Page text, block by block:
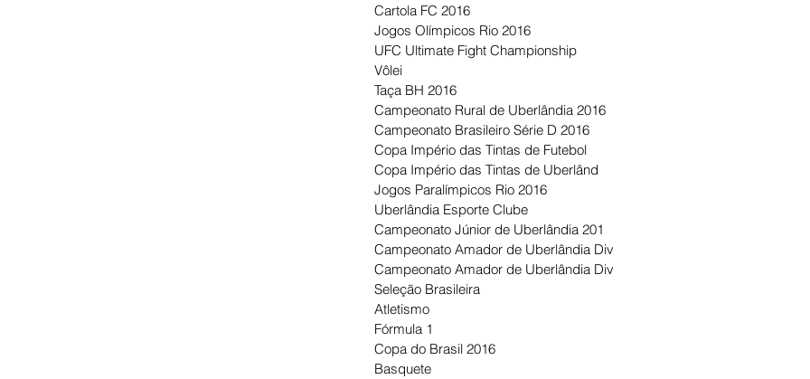
Cartola FC 2016
Jogos Olímpicos Rio 2016
UFC Ultimate Fight Championship
Vôlei
Taça BH 2016
Campeonato Rural de Uberlândia 2016
Campeonato Brasileiro Série D 2016
Copa Império das Tintas de Futebol
Copa Império das Tintas de Uberlând
Jogos Paralímpicos Rio 2016
Uberlândia Esporte Clube
Campeonato Júnior de Uberlândia 201
Campeonato Amador de Uberlândia Div
Campeonato Amador de Uberlândia Div
Seleção Brasileira
Atletismo
Fórmula 1
Copa do Brasil 2016
Basquete